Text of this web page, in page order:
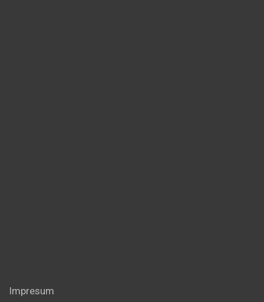
Impresum